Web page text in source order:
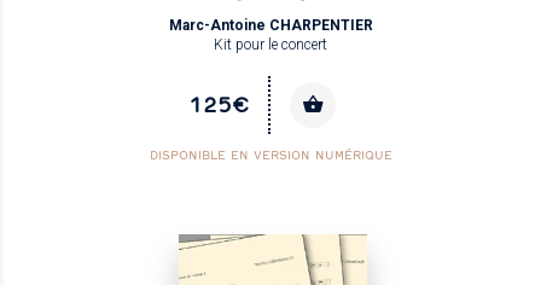
Marc-Antoine CHARPENTIER
Kit pour le concert
125€
DISPONIBLE EN VERSION NUMÉRIQUE